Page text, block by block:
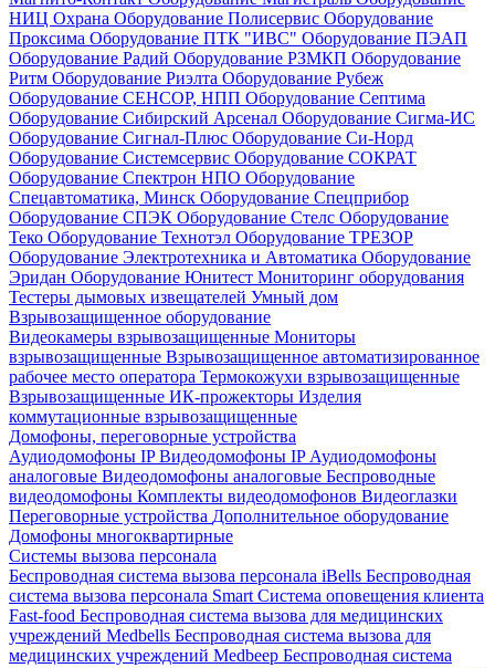
НИЦ Охрана Оборудование Полисервис Оборудование
Проксима Оборудование ПТК "ИВС" Оборудование ПЭАП
Оборудование Радий Оборудование РЗМКП Оборудование
Ритм Оборудование Риэлта Оборудование Рубеж
Оборудование СЕНСОР, НПП Оборудование Септима
Оборудование Сибирский Арсенал Оборудование Сигма-ИС
Оборудование Сигнал-Плюс Оборудование Си-Норд
Оборудование Системсервис Оборудование СОКРАТ
Оборудование Спектрон НПО Оборудование
Спецавтоматика, Минск Оборудование Спецприбор
Оборудование СПЭК Оборудование Стелс Оборудование
Теко Оборудование Технотэл Оборудование ТРЕЗОР
Оборудование Электротехника и Автоматика Оборудование
Эридан Оборудование Юнитест Мониторинг оборудования
Тестеры дымовых извещателей Умный дом
Взрывозащищенное оборудование
Видеокамеры взрывозащищенные Мониторы
взрывозащищенные Взрывозащищенное автоматизированное
рабочее место оператора Термокожухи взрывозащищенные
Взрывозащищенные ИК-прожекторы Изделия
коммутационные взрывозащищенные
Домофоны, переговорные устройства
Аудиодомофоны IPВидеодомофоны IP Аудиодомофоны
аналоговые Видеодомофоны аналоговые Беспроводные
видеодомофоны Комплекты видеодомофонов Видеоглазки
Переговорные устройства Дополнительное оборудование
Домофоны многоквартирные
Системы вызова персонала
Беспроводная система вызова персонала iBells Беспроводная
система вызова персонала Smart Система оповещения клиента
Fast-food Беспроводная система вызова для медицинских
учреждений Medbells Беспроводная система вызова для
медицинских учреждений Medbeep Беспроводная система